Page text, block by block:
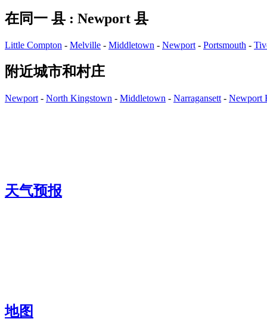
在同一 县 : Newport 县
Little Compton - Melville - Middletown - Newport - Portsmouth -
附近城市和村庄
Newport - North Kingstown - Middletown - Narragansett - Newport
天气预报
地图